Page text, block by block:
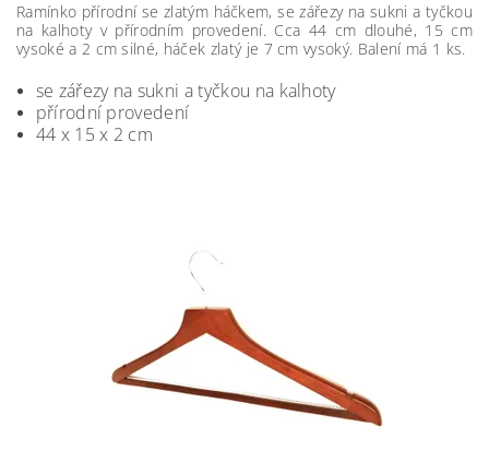
Ramínko přírodní se zlatým háčkem, se zářezy na sukni a tyčkou
na kalhoty v přírodním provedení. Cca 44 cm dlouhé, 15 cm
vysoké a 2 cm silné, háček zlatý je 7 cm vysoký. Balení má 1 ks.
se zářezy na sukni a tyčkou na kalhoty
přírodní provedení
44 x 15 x 2 cm